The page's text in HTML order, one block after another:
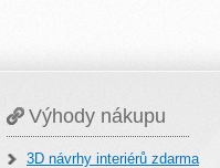
Výhody nákupu
3D návrhy interiérů zdarma